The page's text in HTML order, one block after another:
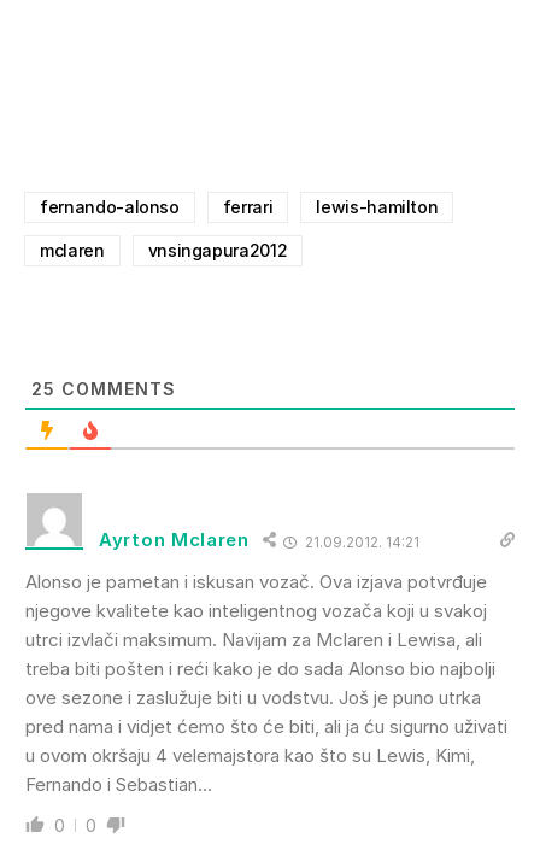
fernando-alonso ferrari lewis-hamilton
mclaren vnsingapura2012
25 COMMENTS
Ayrton Mclaren 21.09.2012. 14:21
Alonso je pametan i iskusan vozač. Ova izjava potvrđuje
njegove kvalitete kao inteligentnog vozača koji u svakoj
utrci izvlači maksimum. Navijam za Mclaren i Lewisa, ali
treba biti pošten i reći kako je do sada Alonso bio najbolji
ove sezone i zaslužuje biti u vodstvu. Još je puno utrka
pred nama i vidjet ćemo što će biti, ali ja ću sigurno uživati
u ovom okršaju 4 velemajstora kao što su Lewis, Kimi,
Fernando i Sebastian…
0 0